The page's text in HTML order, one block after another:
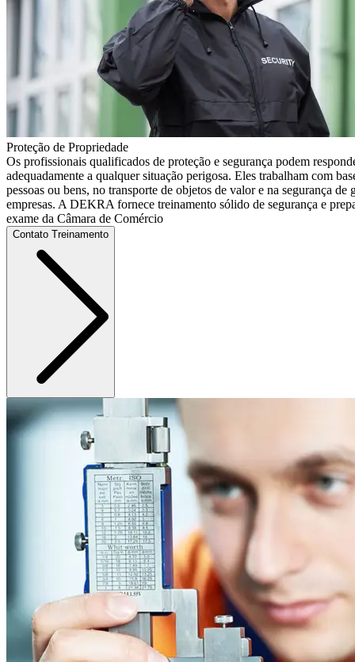
Proteção de Propriedade
Os profissionais qualificados de proteção e segurança podem
adequadamente a qualquer situação perigosa. Eles trabalham com
pessoas ou bens, no transporte de objetos de valor e na segurança de
empresas. A DEKRA fornece treinamento sólido de segurança e
exame da Câmara de Comércio
Contato Treinamento